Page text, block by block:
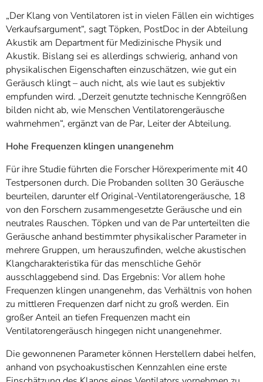
„Der Klang von Ventilatoren ist in vielen Fällen ein wichtiges
Verkaufsargument“, sagt Töpken, PostDoc in der Abteilung
Akustik am Department für Medizinische Physik und
Akustik. Bislang sei es allerdings schwierig, anhand von
physikalischen Eigenschaften einzuschätzen, wie gut ein
Geräusch klingt – auch nicht, als wie laut es subjektiv
empfunden wird. „Derzeit genutzte technische Kenngrößen
bilden nicht ab, wie Menschen Ventilatorengeräusche
wahrnehmen“, ergänzt van de Par, Leiter der Abteilung.
Hohe Frequenzen klingen unangenehm
Für ihre Studie führten die Forscher Hörexperimente mit 40
Testpersonen durch. Die Probanden sollten 30 Geräusche
beurteilen, darunter elf Original-Ventilatorengeräusche, 18
von den Forschern zusammengesetzte Geräusche und ein
neutrales Rauschen. Töpken und van de Par unterteilten die
Geräusche anhand bestimmter physikalischer Parameter in
mehrere Gruppen, um herauszufinden, welche akustischen
Klangcharakteristika für das menschliche Gehör
ausschlaggebend sind. Das Ergebnis: Vor allem hohe
Frequenzen klingen unangenehm, das Verhältnis von hohen
zu mittleren Frequenzen darf nicht zu groß werden. Ein
großer Anteil an tiefen Frequenzen macht ein
Ventilatorengeräusch hingegen nicht unangenehmer.
Die gewonnenen Parameter können Herstellern dabei helfen,
anhand von psychoakustischen Kennzahlen eine erste